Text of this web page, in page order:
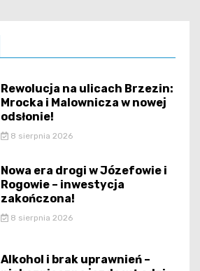
Rewolucja na ulicach Brzezin:
Mrocka i Malownicza w nowej
odsłonie!
8 sierpnia 2026
Nowa era drogi w Józefowie i
Rogowie – inwestycja
zakończona!
8 sierpnia 2026
Alkohol i brak uprawnień –